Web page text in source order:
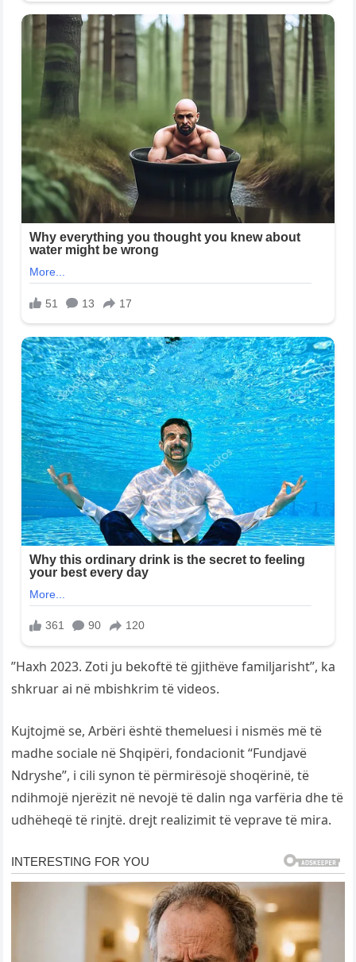
”Haxh 2023. Zoti ju bekoftë të gjithëve familjarisht”, ka
shkruar ai në mbishkrim të videos.
Kujtojmë se, Arbëri është themeluesi i nismës më të
madhe sociale në Shqipëri, fondacionit “Fundjavë
Ndryshe”, i cili synon të përmirësojë shoqërinë, të
ndihmojë njerëzit në nevojë të dalin nga varfëria dhe të
udhëheqë të rinjtë. drejt realizimit të veprave të mira.